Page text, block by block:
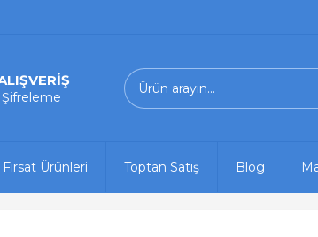
Şifreleme
Fırsat Ürünleri Toptan Satış Blog